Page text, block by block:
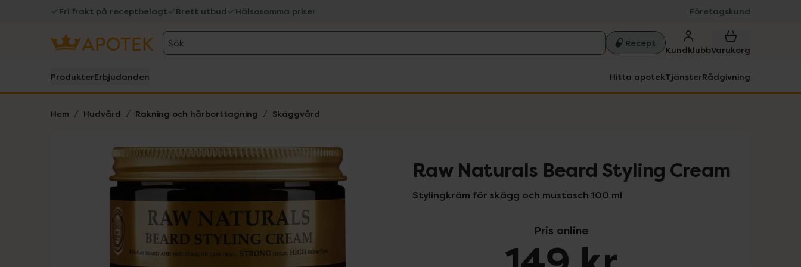
Fri frakt på receptbelagt Brett utbud Hälsosamma priser Företagskund
Sök Recept
KundklubbVarukorg
ProdukterErbjudanden Hitta apotekTjänsterRådgivning
Hem Hudvård Rakning och hårborttagning Skäggvård
Lista: . Innehåller 1 objekt.
Hoppa över Lista
Raw Naturals Beard Styling Cream
Stylingkräm för skägg och mustasch 100 ml
Pris online